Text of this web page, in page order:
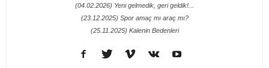
(04.02.2026) Yeni gelmedik, geri geldik!...
(23.12.2025) Spor amaç mı araç mı?
(25.11.2025) Kalenin Bedenleri